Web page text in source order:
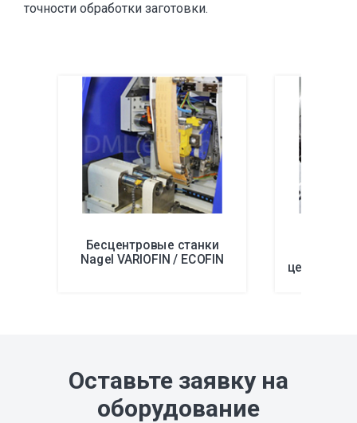
точности обработки заготовки.
Бесцентровые станки
Nagel VARIOFIN / ECOFIN
центрами
Оставьте заявку на
оборудование